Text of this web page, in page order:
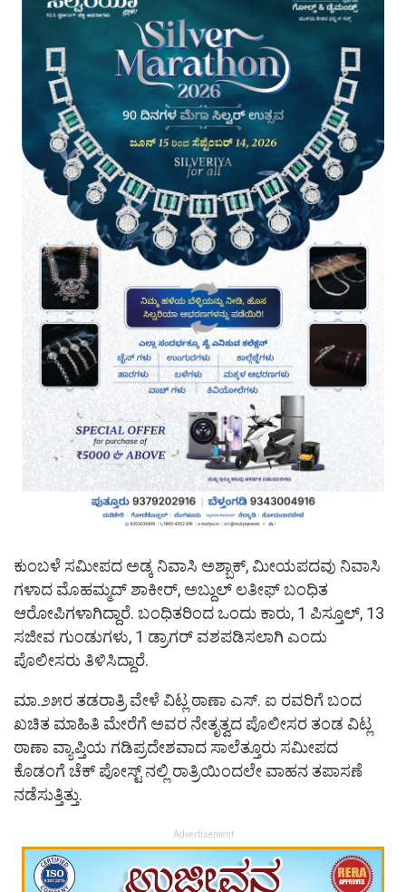
ಕುಂಬಳೆ ಸಮೀಪದ ಅಡ್ಕ ನಿವಾಸಿ ಅಶ್ಬಾಕ್, ಮೀಯಪದವು ನಿವಾಸಿ
ಗಳಾದ ಮೊಹಮ್ಮದ್ ಶಾಕೀರ್, ಅಬ್ದುಲ್ ಲತೀಫ್ ಬಂಧಿತ
ಆರೋಪಿಗಳಾಗಿದ್ದಾರೆ. ಬಂಧಿತರಿಂದ ಒಂದು ಕಾರು, 1 ಪಿಸ್ತೂಲ್, 13
ಸಜೀವ ಗುಂಡುಗಳು, 1 ಡ್ರಾಗರ್ ವಶಪಡಿಸಲಾಗಿ ಎಂದು
ಪೊಲೀಸರು ತಿಳಿಸಿದ್ದಾರೆ.
ಮಾ.೨೫ರ ತಡರಾತ್ರಿ ವೇಳೆ ವಿಟ್ಲ ಠಾಣಾ ಎಸ್. ಐ ರವರಿಗೆ ಬಂದ
ಖಚಿತ ಮಾಹಿತಿ ಮೇರೆಗೆ ಅವರ ನೇತೃತ್ವದ ಪೊಲೀಸರ ತಂಡ ವಿಟ್ಲ
ಠಾಣಾ ವ್ಯಾಪ್ತಿಯ ಗಡಿಪ್ರದೇಶವಾದ ಸಾಲೆತ್ತೂರು ಸಮೀಪದ
ಕೊಡಂಗೆ ಚೆಕ್ ಪೋಸ್ಟ್ ನಲ್ಲಿ ರಾತ್ರಿಯಿಂದಲೇ ವಾಹನ ತಪಾಸಣೆ
ನಡೆಸುತ್ತಿತ್ತು.
Advertisement